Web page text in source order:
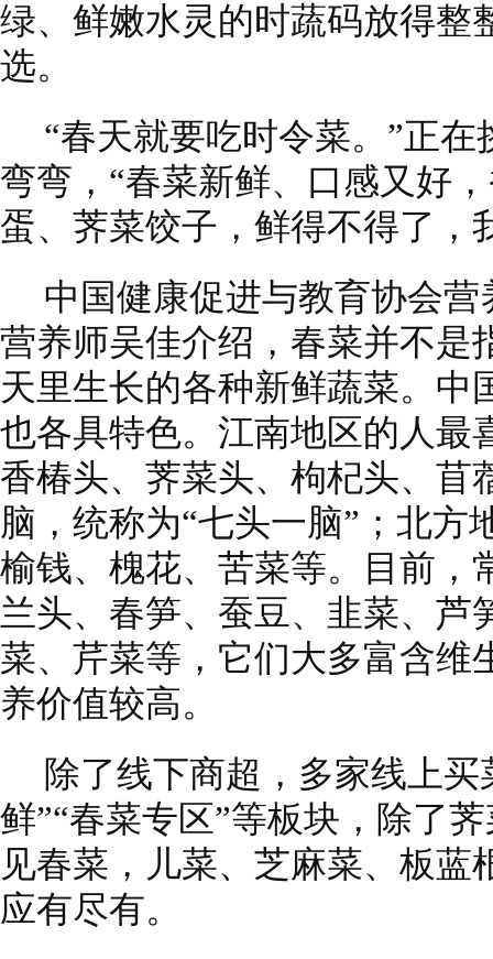
绿、鲜嫩水灵的时蔬码放得整
选。
“春天就要吃时令菜。”正
弯弯，“春菜新鲜、口感又好
蛋、荠菜饺子，鲜得不得了，
中国健康促进与教育协会
营养师吴佳介绍，春菜并不是
天里生长的各种新鲜蔬菜。中
也各具特色。江南地区的人最
香椿头、荠菜头、枸杞头、苜
脑，统称为“七头一脑”；北方
榆钱、槐花、苦菜等。目前，
兰头、春笋、蚕豆、韭菜、芦
菜、芹菜等，它们大多富含维
养价值较高。
除了线下商超，多家线上
鲜”“春菜专区”等板块，除了
见春菜，儿菜、芝麻菜、板
应有尽有。